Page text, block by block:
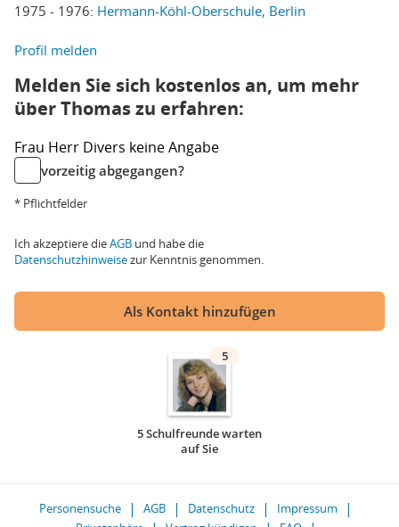
1975 - 1976: Hermann-Köhl-Oberschule, Berlin
Profil melden
Melden Sie sich kostenlos an, um mehr
über Thomas zu erfahren:
Frau Herr Divers keine Angabe
vorzeitig abgegangen?
* Pflichtfelder
Ich akzeptiere dieAGB und habe die
Datenschutzhinweisezur Kenntnis genommen.
Als Kontakt hinzufügen
5
5 Schulfreunde warten
auf Sie
Personensuche AGB Datenschutz
Impressum